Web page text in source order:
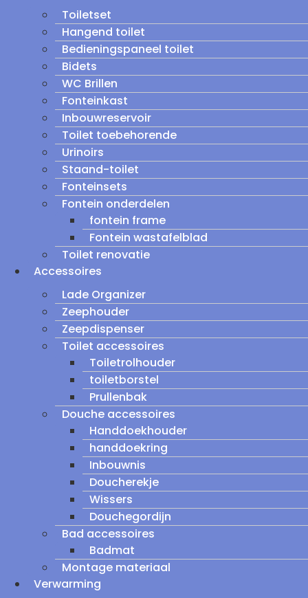
Toiletset
Hangend toilet
Bedieningspaneel toilet
Bidets
WC Brillen
Fonteinkast
Inbouwreservoir
Toilet toebehorende
Urinoirs
Staand-toilet
Fonteinsets
Fontein onderdelen
fontein frame
Fontein wastafelblad
Toilet renovatie
Accessoires
Lade Organizer
Zeephouder
Zeepdispenser
Toilet accessoires
Toiletrolhouder
toiletborstel
Prullenbak
Douche accessoires
Handdoekhouder
handdoekring
Inbouwnis
Doucherekje
Wissers
Douchegordijn
Bad accessoires
Badmat
Montage materiaal
Verwarming